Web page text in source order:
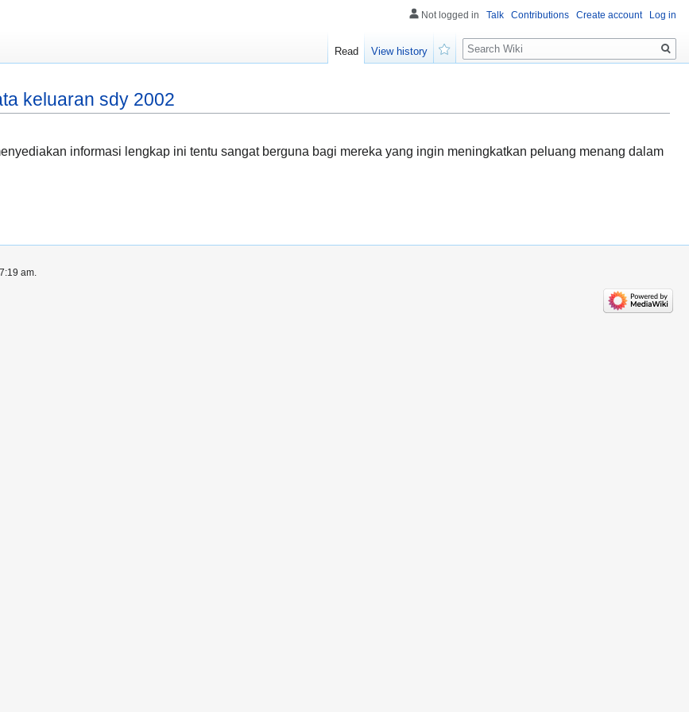
keluaran sdy 2002
informasi lengkap ini tentu sangat berguna bagi mereka yang ingin meningkatkan peluang menang dalam
Not logged in Talk Contributions Create account Log in
Read
View history
Search
am.